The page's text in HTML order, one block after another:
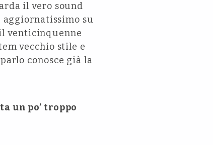
il vero sound
su
venticinquenne
vecchio stile e
conosce già la
un po’ troppo